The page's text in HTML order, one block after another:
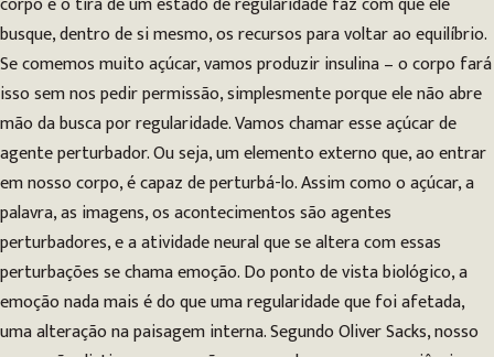
busque, dentro de si mesmo, os recursos para voltar ao equilíbrio.
Se comemos muito açúcar, vamos produzir insulina – o corpo fará
isso sem nos pedir permissão, simplesmente porque ele não abre
mão da busca por regularidade. Vamos chamar esse açúcar de
agente perturbador. Ou seja, um elemento externo que, ao entrar
em nosso corpo, é capaz de perturbá-lo. Assim como o açúcar, a
palavra, as imagens, os acontecimentos são agentes
perturbadores, e a atividade neural que se altera com essas
perturbações se chama emoção. Do ponto de vista biológico, a
emoção nada mais é do que uma regularidade que foi afetada,
uma alteração na paisagem interna. Segundo Oliver Sacks, nosso